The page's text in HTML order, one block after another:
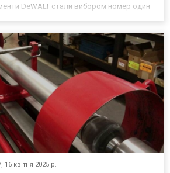
DeWALT стали вибором номер один
16 квітня 2025 р.